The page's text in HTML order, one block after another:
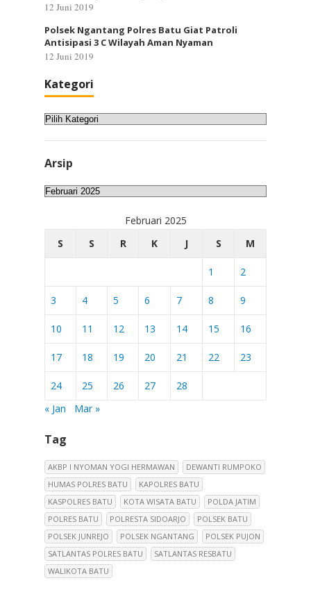
12 Juni 2019
Polsek Ngantang Polres Batu Giat Patroli
Antisipasi 3 C Wilayah Aman Nyaman
12 Juni 2019
Kategori
Kategori
Arsip
Arsip
Februari 2025
S
S R K J S M
1 2
3 4 5 6 7 8 9
10 11 12 13 14 15 16
17 18 19 20 21 22 23
24 25 26 27
28
« Jan
Mar »
Tag
AKBP I NYOMAN YOGI HERMAWAN
DEWANTI RUMPOKO
HUMAS POLRES BATU
KAPOLRES BATU
KASPOLRES BATU
KOTA WISATA BATU
POLDA JATIM
POLRES BATU
POLRESTA SIDOARJO
POLSEK BATU
POLSEK JUNREJO
POLSEK NGANTANG
POLSEK PUJON
SATLANTAS POLRES BATU
SATLANTAS RESBATU
WALIKOTA BATU